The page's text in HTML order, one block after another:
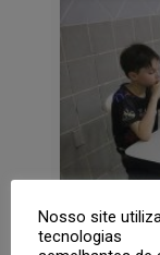
Nosso site
tecnologias